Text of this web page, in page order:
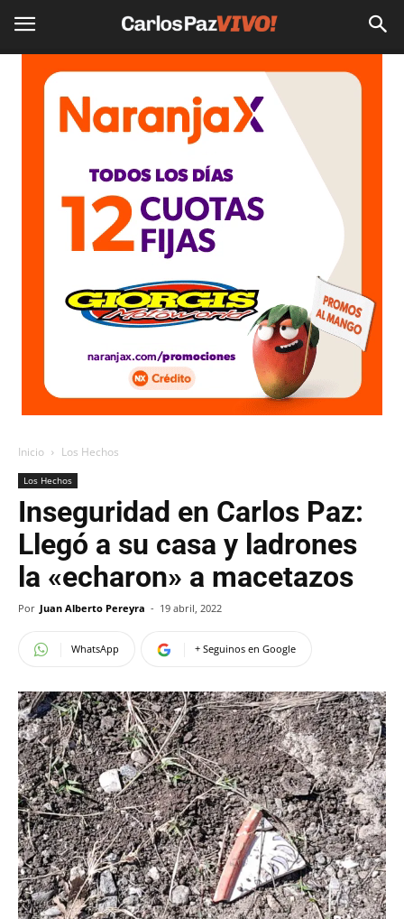
Inicio Los Hechos
Los Hechos
Inseguridad en Carlos Paz:
Llegó a su casa y ladrones
la «echaron» a macetazos
Por Juan Alberto Pereyra - 19 abril, 2022
WhatsApp + Seguinos en Google